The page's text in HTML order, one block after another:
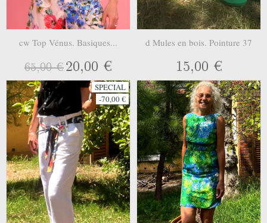
cw Top Vénus. Basiques...
65,00 €20,00 €
d Mules en bois. Pointure 37
15,00 €
SPECIAL
-70,00 €